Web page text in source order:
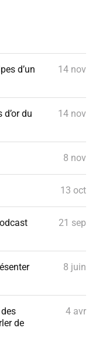
d’un
14 nov
du
14 nov
8 nov
13 oct
21 sep
8 juin
de
4 avr